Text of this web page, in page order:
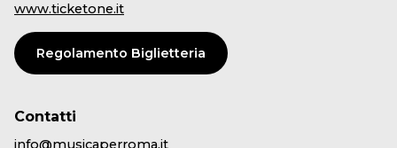
www.ticketone.it
Regolamento Biglietteria
Contatti
info@musicaperroma.it